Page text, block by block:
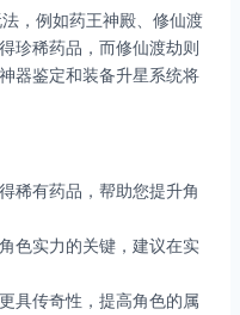
，例如药王神殿、修仙渡
珍稀药品，而修仙渡劫则
器鉴定和装备升星系统将
稀有药品，帮助您提升角
色实力的关键，建议在实
具传奇性，提高角色的属